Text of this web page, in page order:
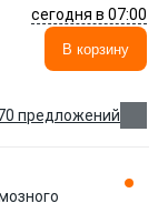
сегодня в 07:00
В корзину
предложений